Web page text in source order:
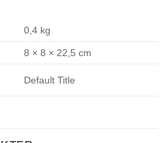
0,4 kg
8 × 8 × 22,5 cm
Default Title